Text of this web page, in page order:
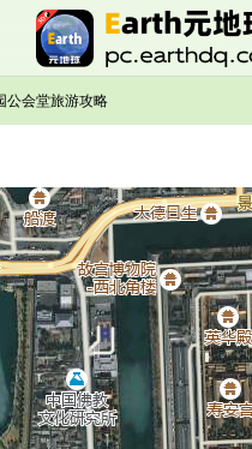
公会堂旅游攻略
稍候...